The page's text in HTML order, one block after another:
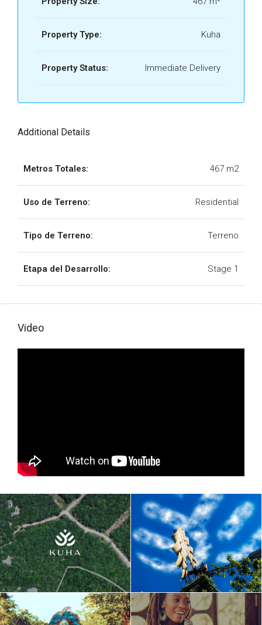
Property Type: Kuha
Property Status: Immediate Delivery
Additional Details
Metros Totales: 467 m2
Uso de Terreno: Residential
Tipo de Terreno: Terreno
Etapa del Desarrollo: Stage 1
Video